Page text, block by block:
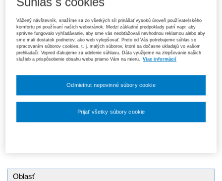
13,10 €
Oblasť
Vážený návštevník, snažíme sa zo všetkých síl prinášať vysokú úroveň používateľského
komfortu pri používaní našich webstránok. Medzi základné predpoklady patrí napr. aby
správne fungovalo vyhľadávanie, aby sme vás neobťažovali nevhodnou reklamou alebo aby
sme mali dostatok podnetov, ako web vylepšovať. Preto od Vás potrebujeme súhlas so
spracovaním súborov cookies, t. j. malých súborov, ktoré sa dočasne ukladajú vo vašom
prehliadači. Vopred ďakujeme za udelenie súhlasu. Dáta využijeme na zlepšovanie našich
služieb a prispôsobenie obsahu webu priamo Vám na mieru.
Viac informácií
Odmietnut nepovinné súbory cookie
Prijať všetky súbory cookie